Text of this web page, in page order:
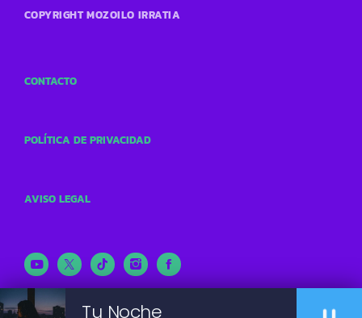
Tu Noche
COPYRIGHT MOZOILO IRRATIA
CONTACTO
POLÍTICA DE PRIVACIDAD
AVISO LEGAL